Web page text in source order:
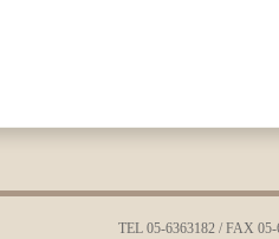
TEL 05-6363182 / FAX